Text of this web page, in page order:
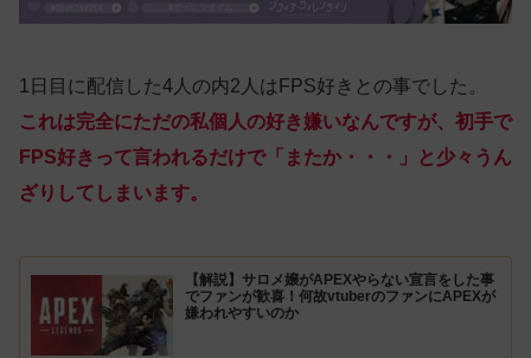
1日目に配信した4人の内2人はFPS好きとの事でした。
これは完全にただの私個人の好き嫌いなんですが、初手で
FPS好きって言われるだけで「またか・・・」と少々うん
ざりしてしまいます。
【解説】サロメ嬢がAPEXやらない宣言をした事
でファンが歓喜！何故vtuberのファンにAPEXが
嫌われやすいのか